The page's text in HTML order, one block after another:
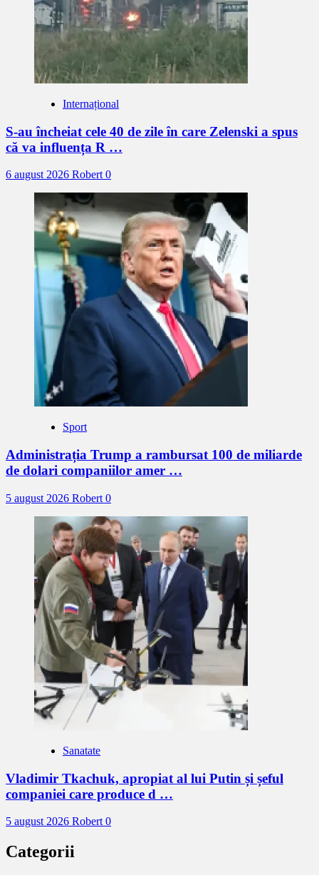
Internațional
S-au încheiat cele 40 de zile în care Zelenski a spus
că va influența R …
6 august 2026 Robert0
Sport
Administrația Trump a rambursat 100 de miliarde
de dolari companiilor amer …
5 august 2026 Robert 0
Sanatate
Vladimir Tkachuk, apropiat al lui Putin și șeful
companiei care produce d …
5 august 2026 Robert 0
Categorii